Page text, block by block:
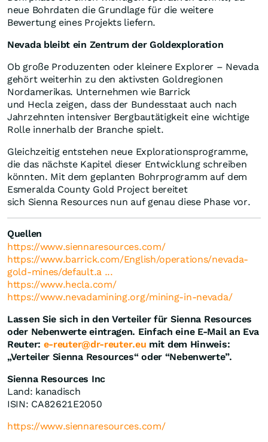
neue Bohrdaten die Grundlage für die weitere
Bewertung eines Projekts liefern.
Nevada bleibt ein Zentrum der Goldexploration
Ob große Produzenten oder kleinere Explorer – Nevada
gehört weiterhin zu den aktivsten Goldregionen
Nordamerikas. Unternehmen wie Barrick
und Hecla zeigen, dass der Bundesstaat auch nach
Jahrzehnten intensiver Bergbautätigkeit eine wichtige
Rolle innerhalb der Branche spielt.
Gleichzeitig entstehen neue Explorationsprogramme,
die das nächste Kapitel dieser Entwicklung schreiben
könnten. Mit dem geplanten Bohrprogramm auf dem
Esmeralda County Gold Project bereitet
sich Sienna Resources nun auf genau diese Phase vor.
Quellen
https://www.siennaresources.com/
https://www.barrick.com/English/operations/nevada-
gold-mines/default.a ...
https://www.hecla.com/
https://www.nevadamining.org/mining-in-nevada/
Lassen Sie sich in den Verteiler für Sienna Resources
oder Nebenwerte eintragen. Einfach eine E-Mail an Eva
Reuter: e-reuter@dr-reuter.eu mit dem Hinweis:
„Verteiler Sienna Resources“ oder “Nebenwerte”.
Sienna Resources Inc
Land: kanadisch
ISIN: CA82621E2050
https://www.siennaresources.com/